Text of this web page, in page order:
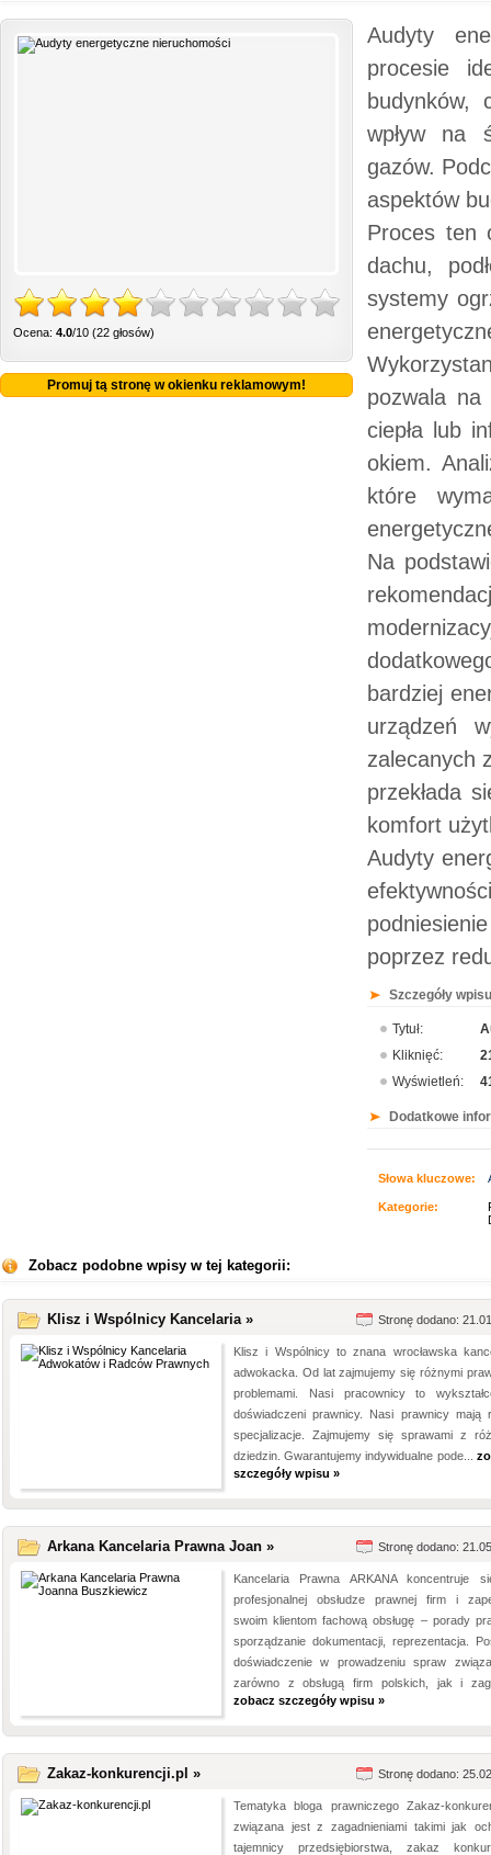
Ocena: 4.0/10 (22 głosów)
Promuj tą stronę w okienku reklamowym!
Audyty
procesie
budynków,
wpływ na
gazów.
aspektów
Proces ten
dachu,
systemy
pozwala
ciepła lub
okiem.
które
Na
bardziej
urządzeń
zalecanych
przekłada
komfort
Audyty
poprzez
Szczegóły
Tytuł:
Kliknięć:
Wyświetleń:
Dodatkowe
Słowa kluczowe:
Kategorie:
Zobacz podobne wpisy w tej kategorii:
Klisz i Wspólnicy Kancelaria » Stronę dodano:
Klisz i Wspólnicy to znana wrocławska
adwokacka. Od lat zajmujemy się różnymi
problemami. Nasi pracownicy to
doświadczeni prawnicy. Nasi prawnicy mają
specjalizacje. Zajmujemy się sprawami z
dziedzin. Gwarantujemy indywidualne pode...
szczegóły wpisu »
Arkana Kancelaria Prawna Joan » Stronę dodano:
Kancelaria Prawna ARKANA koncentruje
profesjonalnej obsłudze prawnej firm i
swoim klientom fachową obsługę – porady
sporządzanie dokumentacji, reprezentacja.
doświadczenie w prowadzeniu spraw
zarówno z obsługą firm polskich, jak i
zobacz szczegóły wpisu »
Zakaz-konkurencji.pl » Stronę dodano:
Tematyka bloga prawniczego Zakaz-
związana jest z zagadnieniami takimi jak
tajemnicy przedsiębiorstwa, zakaz